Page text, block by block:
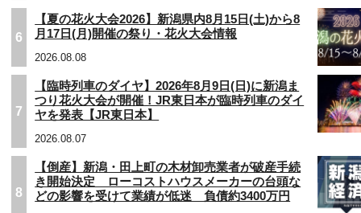
6
【夏の花火大会2026】新潟県内8月15日(土)から8
月17日(月)開催の祭り・花火大会情報
2026.08.08
7
【臨時列車のダイヤ】2026年8月9日(日)に新潟ま
つり花火大会が開催！JR東日本が臨時列車のダイ
ヤを発表【JR東日本】
2026.08.07
8
【倒産】新潟・田上町の木材卸売業者が破産手続
き開始決定 ローコストハウスメーカーの台頭な
どの影響を受けて業績が低迷 負債約3400万円